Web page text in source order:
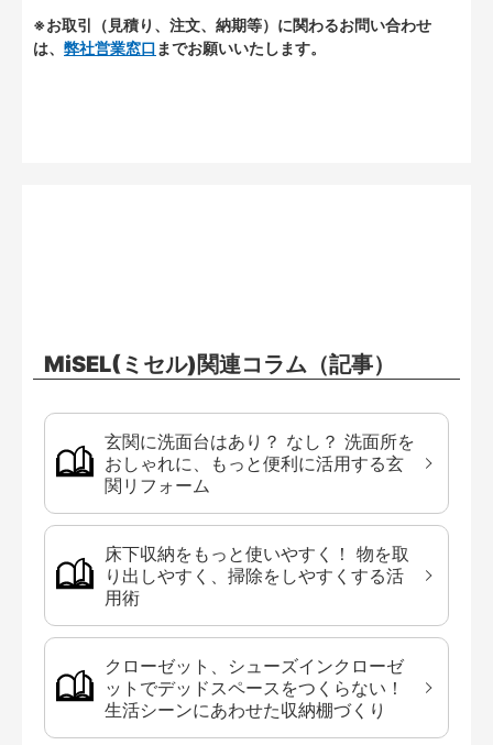
※お取引（見積り、注文、納期等）に関わるお問い合わせ
は、 弊社営業窓口 までお願いいたします。
MiSEL(ミセル)関連コラム（記事）
玄関に洗面台はあり？ なし？ 洗面所を
おしゃれに、もっと便利に活用する玄
関リフォーム
床下収納をもっと使いやすく！ 物を取
り出しやすく、掃除をしやすくする活
用術
クローゼット、シューズインクローゼ
ットでデッドスペースをつくらない！
生活シーンにあわせた収納棚づくり